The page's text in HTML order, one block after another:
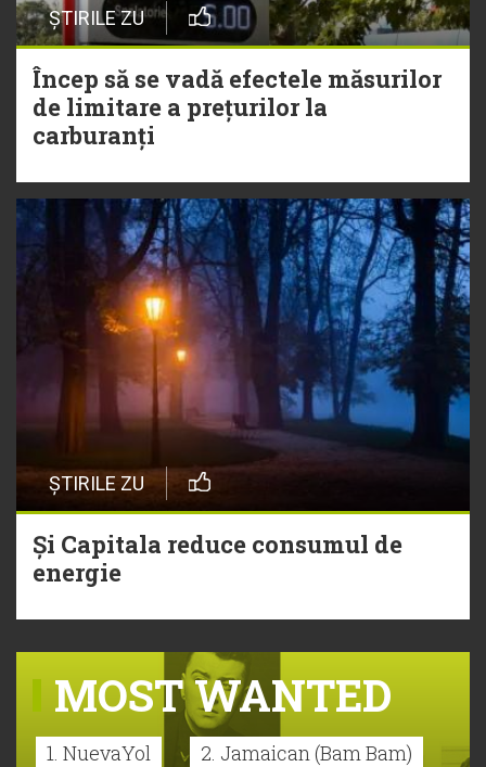
ȘTIRILE ZU
Încep să se vadă efectele măsurilor
de limitare a prețurilor la
carburanți
ȘTIRILE ZU
Și Capitala reduce consumul de
energie
MOST WANTED
1. NuevaYol 2. Jamaican (Bam Bam)